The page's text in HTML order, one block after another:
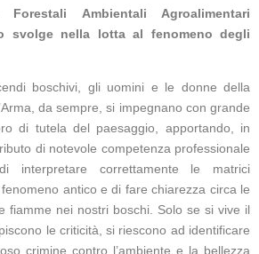
Ambientali Agroalimentari
svolge nella lotta al fenomeno degli
boschivi, gli uomini e le donne della
da sempre, si impegnano con grande
di tutela del paesaggio, apportando, in
di notevole competenza professionale
interpretare correttamente le matrici
antico e di fare chiarezza circa le
fiamme nei nostri boschi. Solo se si vive il
le criticità, si riescono ad identificare
crimine contro l’ambiente e la bellezza